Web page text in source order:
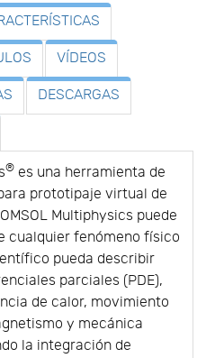
VÍDEOS
DESCARGAS
® es una herramienta de
prototipaje virtual de
Multiphysics puede
cualquier fenómeno físico
pueda describir
parciales (PDE),
de calor, movimiento
y mecánica
la integración de